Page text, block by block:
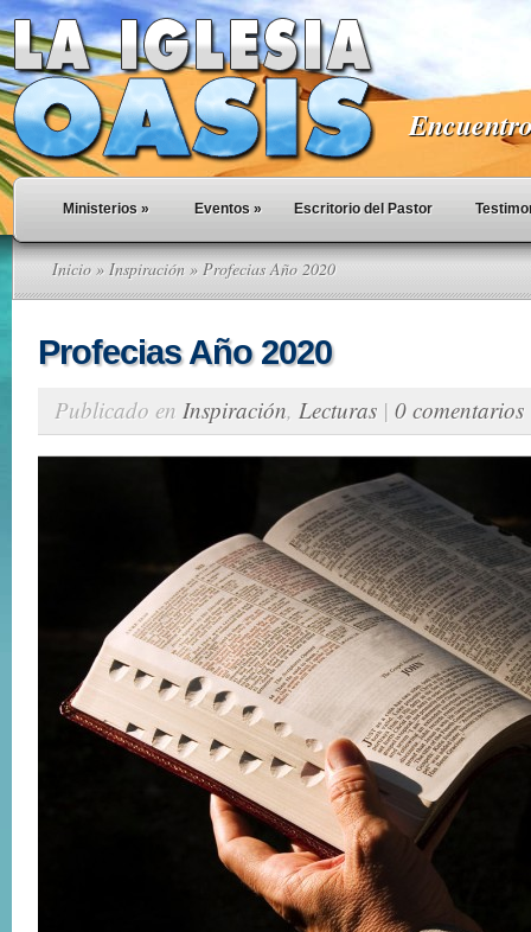
Ministerios » Eventos » Escritorio del Pastor
Inicio » Inspiración » Profecias Año 2020
Profecias Año 2020
Publicado en Inspiración, Lecturas | 0 comentarios